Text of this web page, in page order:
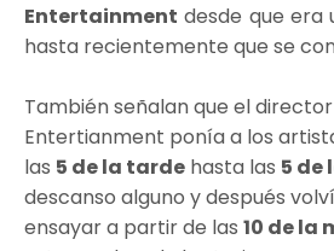
Entertainment desde que era
hasta recientemente que se
También señalan que el director
Entertianment ponía a los
las 5 de la tarde hasta las 5 de
descanso alguno y después
ensayar a partir de las 10 de la